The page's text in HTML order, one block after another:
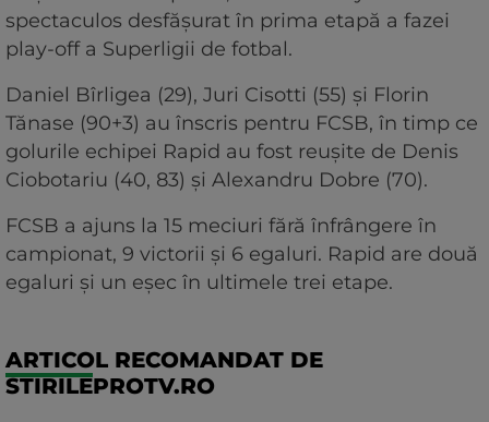
spectaculos desfăşurat în prima etapă a fazei
play-off a Superligii de fotbal.
Daniel Bîrligea (29), Juri Cisotti (55) şi Florin
Tănase (90+3) au înscris pentru FCSB, în timp ce
golurile echipei Rapid au fost reuşite de Denis
Ciobotariu (40, 83) şi Alexandru Dobre (70).
FCSB a ajuns la 15 meciuri fără înfrângere în
campionat, 9 victorii şi 6 egaluri. Rapid are două
egaluri şi un eşec în ultimele trei etape.
ARTICOL RECOMANDAT DE
STIRILEPROTV.RO